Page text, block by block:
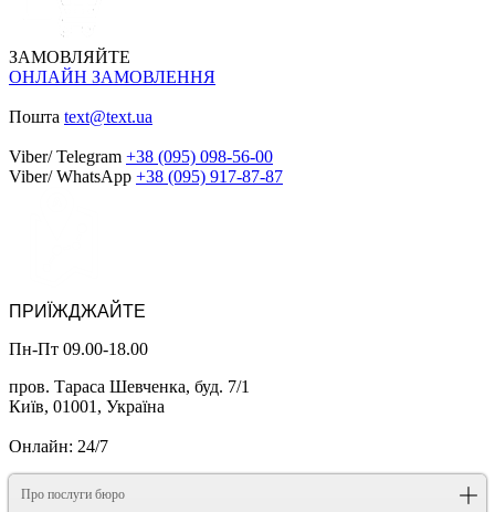
ЗАМОВЛЯЙТЕ
ОНЛАЙН ЗАМОВЛЕННЯ
Пошта text@text.ua
Viber/ Telegram +38 (095) 098-56-00
Viber/ WhatsApp +38 (095) 917-87-87
ПРИЇЖДЖАЙТЕ
Пн-Пт 09.00-18.00
пров. Тараса Шевченка, буд. 7/1
Київ, 01001, Україна
Онлайн: 24/7
Про послуги бюро